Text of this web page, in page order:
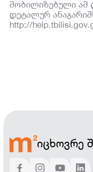
მობილიზებული ამ
დეტალურ
http://
იცხოვრე